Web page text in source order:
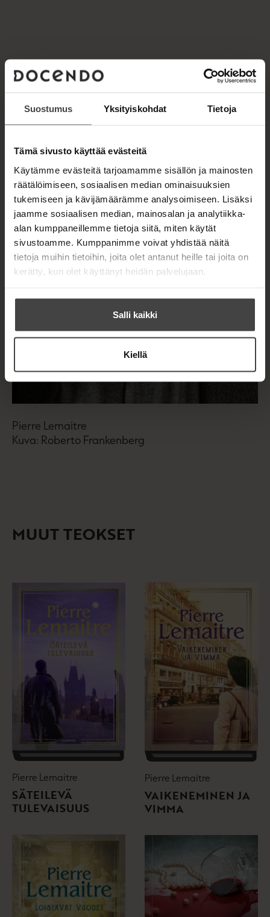
Suostumus Yksityiskohdat Tietoja
Tämä sivusto käyttää evästeitä
Käytämme evästeitä tarjoamamme sisällön ja mainosten
räätälöimiseen, sosiaalisen median ominaisuuksien
tukemiseen ja kävijämäärämme analysoimiseen. Lisäksi
jaamme sosiaalisen median, mainosalan ja analytiikka-
alan kumppaneillemme tietoja siitä, miten käytät
sivustoamme. Kumppanimme voivat yhdistää näitä
tietoja muihin tietoihin, joita olet antanut heille tai joita on
kerätty, kun olet käyttänyt heidän palvelujaan.
Salli kaikki
Kiellä
ä
i
e
t
e
e
e
m
a
e
Pierre Lemaitre
Kuva: Roberto Frankenberg
MUUT TEOKSET
Pierre Lemaitre
SÄTEILEVÄ
TULEVAISUUS
Pierre Lemaitre
VAIKENEMINEN JA
VIMMA